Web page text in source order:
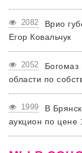
2082
Врио
Егор Ковальчук
2052
Богомаз
области по
1999
В
аукцион по цене